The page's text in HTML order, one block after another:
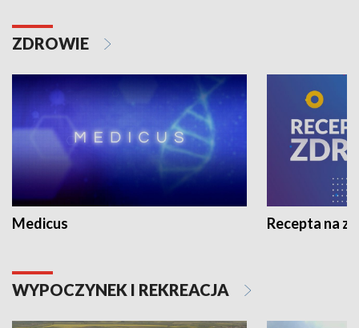
ZDROWIE
Medicus Recepta na
WYPOCZYNEK I REKREACJA